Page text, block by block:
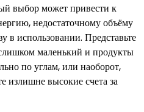
выбор может привести к
недостаточному объёму
в использовании. Представьте
маленький и продукты
по углам, или наоборот,
излишне высокие счета за